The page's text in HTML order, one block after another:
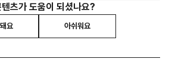
텐츠가 도움이 되셨나요?
요 아쉬워요